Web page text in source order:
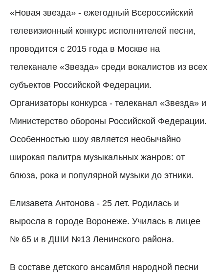
«Новая звезда» - ежегодный Всероссийский
телевизионный конкурс исполнителей песни,
проводится с 2015 года в Москве на
телеканале «Звезда» среди вокалистов из всех
субъектов Российской Федерации.
Организаторы конкурса - телеканал «Звезда» и
Министерство обороны Российской Федерации.
Особенностью шоу является необычайно
широкая палитра музыкальных жанров: от
блюза, рока и популярной музыки до этники.
Елизавета Антонова - 25 лет. Родилась и
выросла в городе Воронеже. Училась в лицее
№ 65 и в ДШИ №13 Ленинского района.
В составе детского ансамбля народной песни